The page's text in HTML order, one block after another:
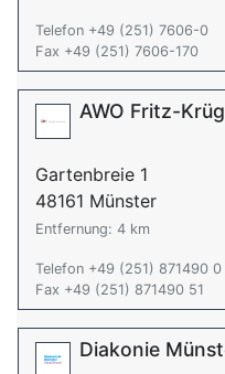
Telefon +49 (251) 7606-0
Fax +49 (251) 7606-170
AWO Fritz-
Gartenbreie 1
48161 Münster
Entfernung: 4 km
Telefon +49 (251) 871490 0
Fax +49 (251) 871490 51
Diakonie